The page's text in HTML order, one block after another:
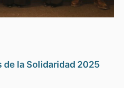
la Solidaridad 2025